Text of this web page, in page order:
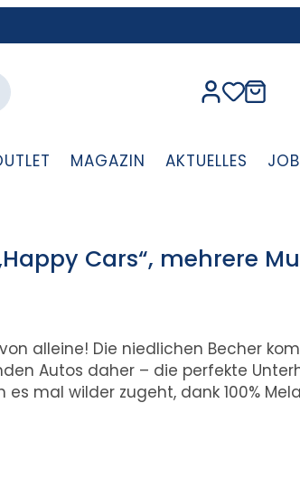
MAGAZIN AKTUELLES
Cars“, mehrere
alleine! Die niedlichen Becher
Autos daher – die perfekte
es mal wilder zugeht, dank 100%